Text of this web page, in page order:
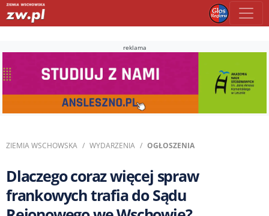
reklama
ZIEMIA WSCHOWSKA WYDARZENIA OGŁOSZENIA
Dlaczego coraz więcej spraw
frankowych trafia do Sądu